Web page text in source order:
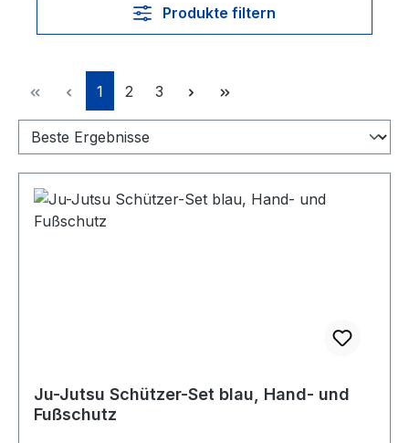
Produkte filtern
Seite
1 Seite
2 Seite
3
Ju-Jutsu Schützer-Set blau, Hand- und
Fußschutz